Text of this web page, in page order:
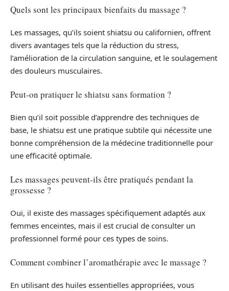
Quels sont les principaux bienfaits du massage ?
Les massages, qu’ils soient shiatsu ou californien, offrent
divers avantages tels que la réduction du stress,
l’amélioration de la circulation sanguine, et le soulagement
des douleurs musculaires.
Peut-on pratiquer le shiatsu sans formation ?
Bien qu’il soit possible d’apprendre des techniques de
base, le shiatsu est une pratique subtile qui nécessite une
bonne compréhension de la médecine traditionnelle pour
une efficacité optimale.
Les massages peuvent-ils être pratiqués pendant la
grossesse ?
Oui, il existe des massages spécifiquement adaptés aux
femmes enceintes, mais il est crucial de consulter un
professionnel formé pour ces types de soins.
Comment combiner l’aromathérapie avec le massage ?
En utilisant des huiles essentielles appropriées, vous